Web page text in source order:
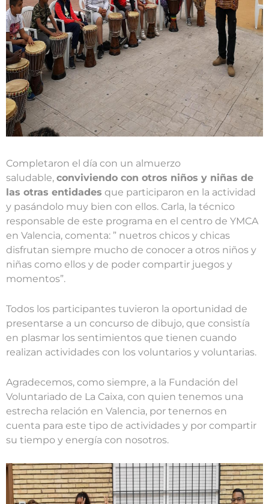
Completaron el día con un almuerzo
saludable, conviviendo con otros niños y niñas de
las otras entidades que participaron en la actividad
y pasándolo muy bien con ellos. Carla, la técnico
responsable de este programa en el centro de YMCA
en Valencia, comenta: ” nuetros chicos y chicas
disfrutan siempre mucho de conocer a otros niños y
niñas como ellos y de poder compartir juegos y
momentos”.
Todos los participantes tuvieron la oportunidad de
presentarse a un concurso de dibujo, que consistía
en plasmar los sentimientos que tienen cuando
realizan actividades con los voluntarios y voluntarias.
Agradecemos, como siempre, a la Fundación del
Voluntariado de La Caixa, con quien tenemos una
estrecha relación en Valencia, por tenernos en
cuenta para este tipo de actividades y por compartir
su tiempo y energía con nosotros.